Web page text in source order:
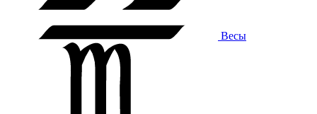
Весы